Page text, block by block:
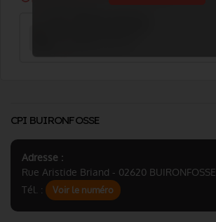
CPI BUIRONFOSSE
Adresse :
Rue Aristide Briand - 02620 BUIRONFOSSE
Tél. :
Voir le numéro